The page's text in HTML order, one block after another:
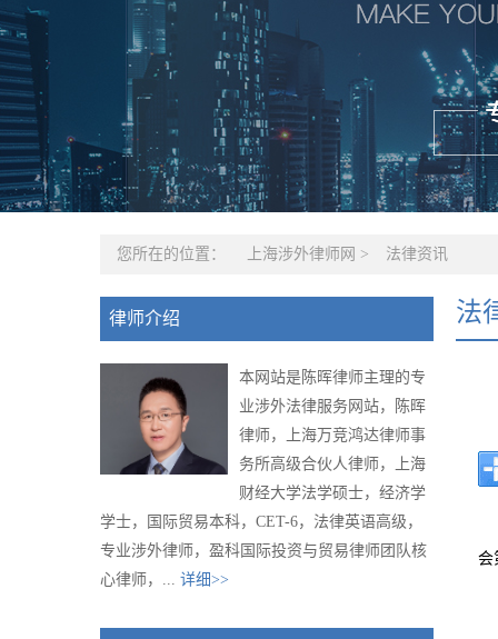
您所在的位置： 上海涉外律师网 > 法律资讯
律师介绍
本网站是陈晖律师主理的专
业涉外法律服务网站，陈晖
律师，上海万竞鸿达律师事
务所高级合伙人律师，上海
财经大学法学硕士，经济学
学士，国际贸易本科，CET-6，法律英语高级，
专业涉外律师，盈科国际投资与贸易律师团队核
心律师，... 详细>>
法
会